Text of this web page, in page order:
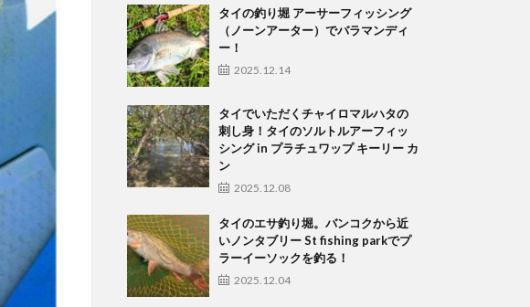
タイの釣り堀 アーサーフィッシング
（ノーンアーター）でバラマンディ
ー！
2025.12.14
タイでいただくチャイロマルハタの
刺し身！タイのソルトルアーフィッ
シング in プラチュワップ キーリー カ
ン
2025.12.08
タイのエサ釣り堀。バンコクから近
いノンタブリー St fishing parkでプ
ラーイーソックを釣る！
2025.12.04